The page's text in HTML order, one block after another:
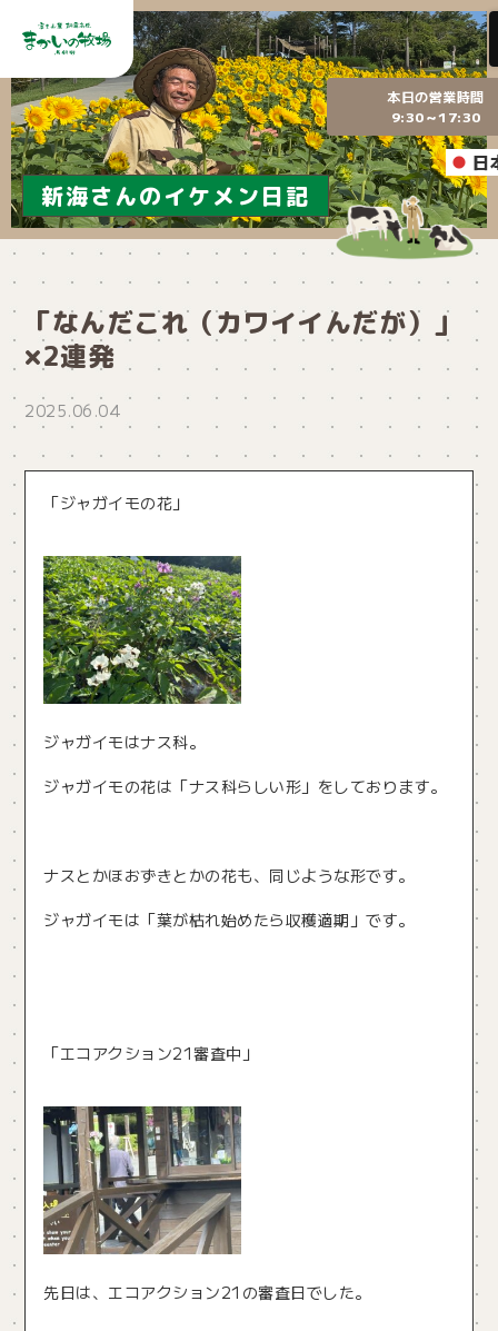
日
本日の営業時間
9:30～17:30
新海さんのイケメン日記
「なんだこれ（カワイイんだが）」
×2連発
2025.06.04
「ジャガイモの花」
ジャガイモはナス科。
ジャガイモの花は「ナス科らしい形」をしております。
ナスとかほおずきとかの花も、同じような形です。
ジャガイモは「葉が枯れ始めたら収穫適期」です。
「エコアクション21審査中」
先日は、エコアクション21の審査日でした。